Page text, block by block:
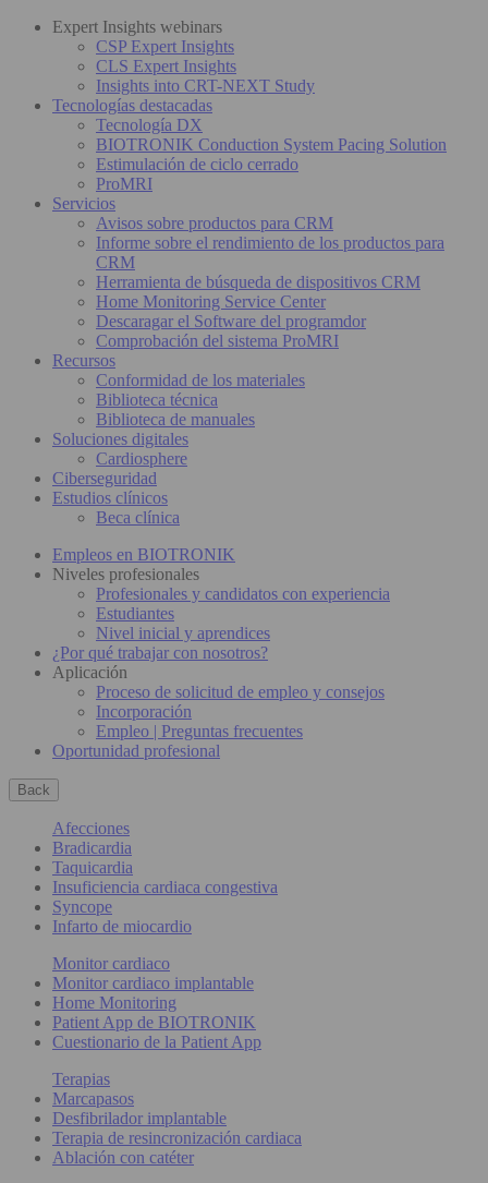
Expert Insights webinars
CSP Expert Insights
CLS Expert Insights
Insights into CRT-NEXT Study
Tecnologías destacadas
Tecnología DX
BIOTRONIK Conduction System Pacing Solution
Estimulación de ciclo cerrado
ProMRI
Servicios
Avisos sobre productos para CRM
Informe sobre el rendimiento de los productos para
CRM
Herramienta de búsqueda de dispositivos CRM
Home Monitoring Service Center
Descaragar el Software del programdor
Comprobación del sistema ProMRI
Recursos
Conformidad de los materiales
Biblioteca técnica
Biblioteca de manuales
Soluciones digitales
Cardiosphere
Ciberseguridad
Estudios clínicos
Beca clínica
Empleos en BIOTRONIK
Niveles profesionales
Profesionales y candidatos con experiencia
Estudiantes
Nivel inicial y aprendices
¿Por qué trabajar con nosotros?
Aplicación
Proceso de solicitud de empleo y consejos
Incorporación
Empleo | Preguntas frecuentes
Oportunidad profesional
Back
Afecciones
Bradicardia
Taquicardia
Insuficiencia cardiaca congestiva
Syncope
Infarto de miocardio
Monitor cardiaco
Monitor cardiaco implantable
Home Monitoring
Patient App de BIOTRONIK
Cuestionario de la Patient App
Terapias
Marcapasos
Desfibrilador implantable
Terapia de resincronización cardiaca
Ablación con catéter